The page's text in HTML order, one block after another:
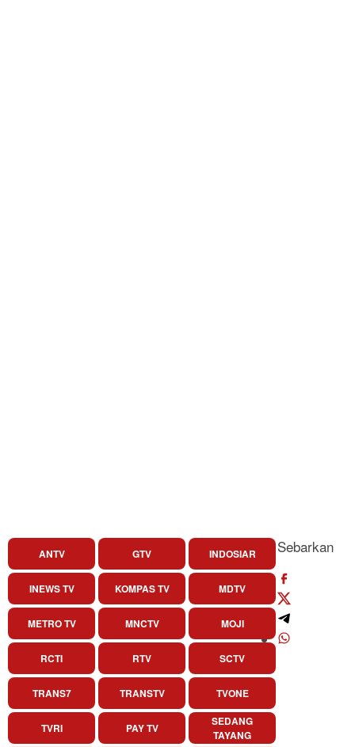
ANTV GTV INDOSIAR
INEWS TV KOMPAS TV MDTV
METRO TV MNCTV MOJI
RCTI RTV SCTV
TRANS7 TRANSTV TVONE
TVRI PAY TV
SEDANG
TAYANG
Sebarkan